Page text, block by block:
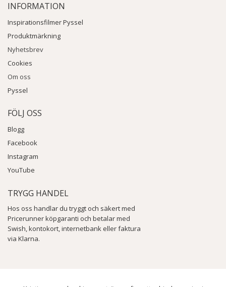
INFORMATION
Inspirationsfilmer Pyssel
Produktmärkning
Nyhetsbrev
Cookies
Om oss
Pyssel
FÖLJ OSS
Blogg
Facebook
Instagram
YouTube
TRYGG HANDEL
Hos oss handlar du tryggt och säkert med
Pricerunner köpgaranti och betalar med
Swish, kontokort, internetbank eller faktura
via Klarna.